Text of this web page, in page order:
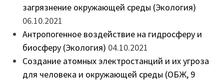
загрязнение окружающей среды (Экология)
06.10.2021
Антропогенное воздействие на гидросферу и
биосферу (Экология) 04.10.2021
Создание атомных электростанций и их угроза
для человека и окружающей среды (ОБЖ, 9